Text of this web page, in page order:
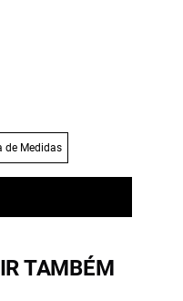
de Medidas
TAMBÉM